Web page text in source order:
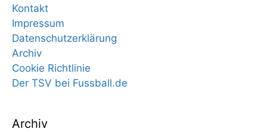
Kontakt
Impressum
Datenschutzerklärung
Archiv
Cookie Richtlinie
Der TSV bei Fussball.de
Archiv